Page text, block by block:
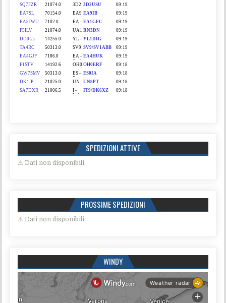
SPEDIZIONI ATTIVE
⚠ Dati non disponibili.
PROSSIME SPEDIZIONI
⚠ Dati non disponibili.
WINDY